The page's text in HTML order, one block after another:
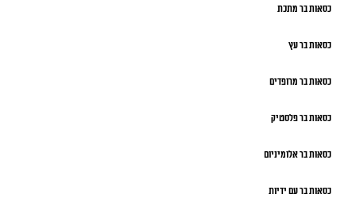
כסאות בר מתכת
כסאות בר עץ
כסאות בר מרופדים
כסאות בר פלסטיק
כסאות בר אלומיניום
כסאות בר עם ידיות